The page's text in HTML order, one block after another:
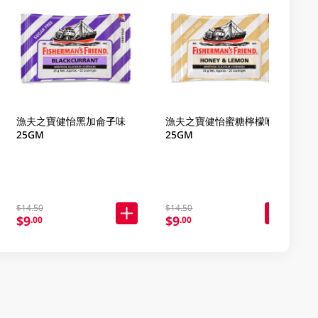
漁夫之寶健怡黑加侖子味
25GM
$14.50
$9.00
漁夫之寶健怡蜜糖檸檬喉糖
25GM
$14.50
$9.00